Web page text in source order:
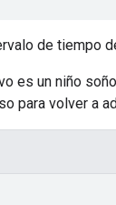
de tiempo
es un niño
para volver a